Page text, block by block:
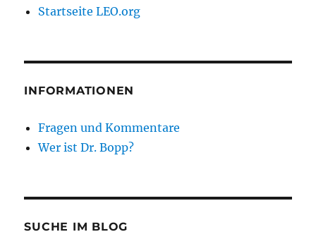
Startseite LEO.org
INFORMATIONEN
Fragen und Kommentare
Wer ist Dr. Bopp?
SUCHE IM BLOG